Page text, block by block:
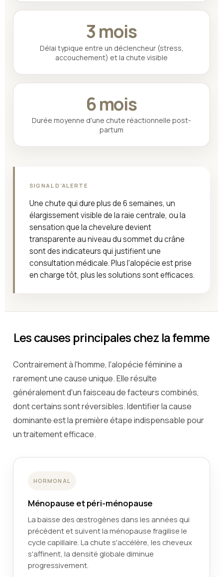
3 mois
Délai typique entre un déclencheur (stress,
accouchement) et la chute visible
6 mois
Durée moyenne d'une chute réactionnelle post-
partum
SIGNAL D'ALERTE
Une chute qui dure plus de 6 semaines, un
élargissement visible de la raie centrale, ou la
sensation que la chevelure devient
transparente au niveau du sommet du crâne
sont des indicateurs qui justifient une
consultation médicale. Plus l'alopécie est prise
en charge tôt, plus les solutions sont efficaces.
Les causes principales chez la femme
Contrairement à l'homme, l'alopécie féminine a
rarement une cause unique. Elle résulte
généralement d'un faisceau de facteurs combinés,
dont certains sont réversibles. Identifier la cause
dominante est la première étape indispensable pour
un traitement efficace.
HORMONAL
Ménopause et péri-ménopause
La baisse des œstrogènes dans les années qui
précèdent et suivent la ménopause fragilise le
cycle capillaire. La chute s'accélère, les cheveux
s'affinent, la densité globale diminue
progressivement.